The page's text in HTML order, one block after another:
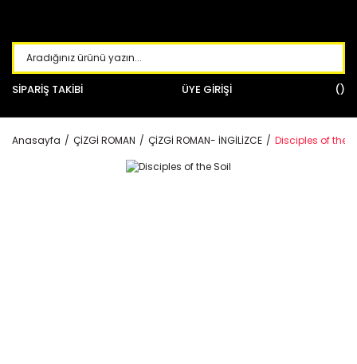
SİPARİŞ TAKİBİ ÜYE GİRİŞİ
Anasayfa ÇİZGİ ROMAN ÇİZGİ ROMAN- İNGİLİZCE Disciples of the